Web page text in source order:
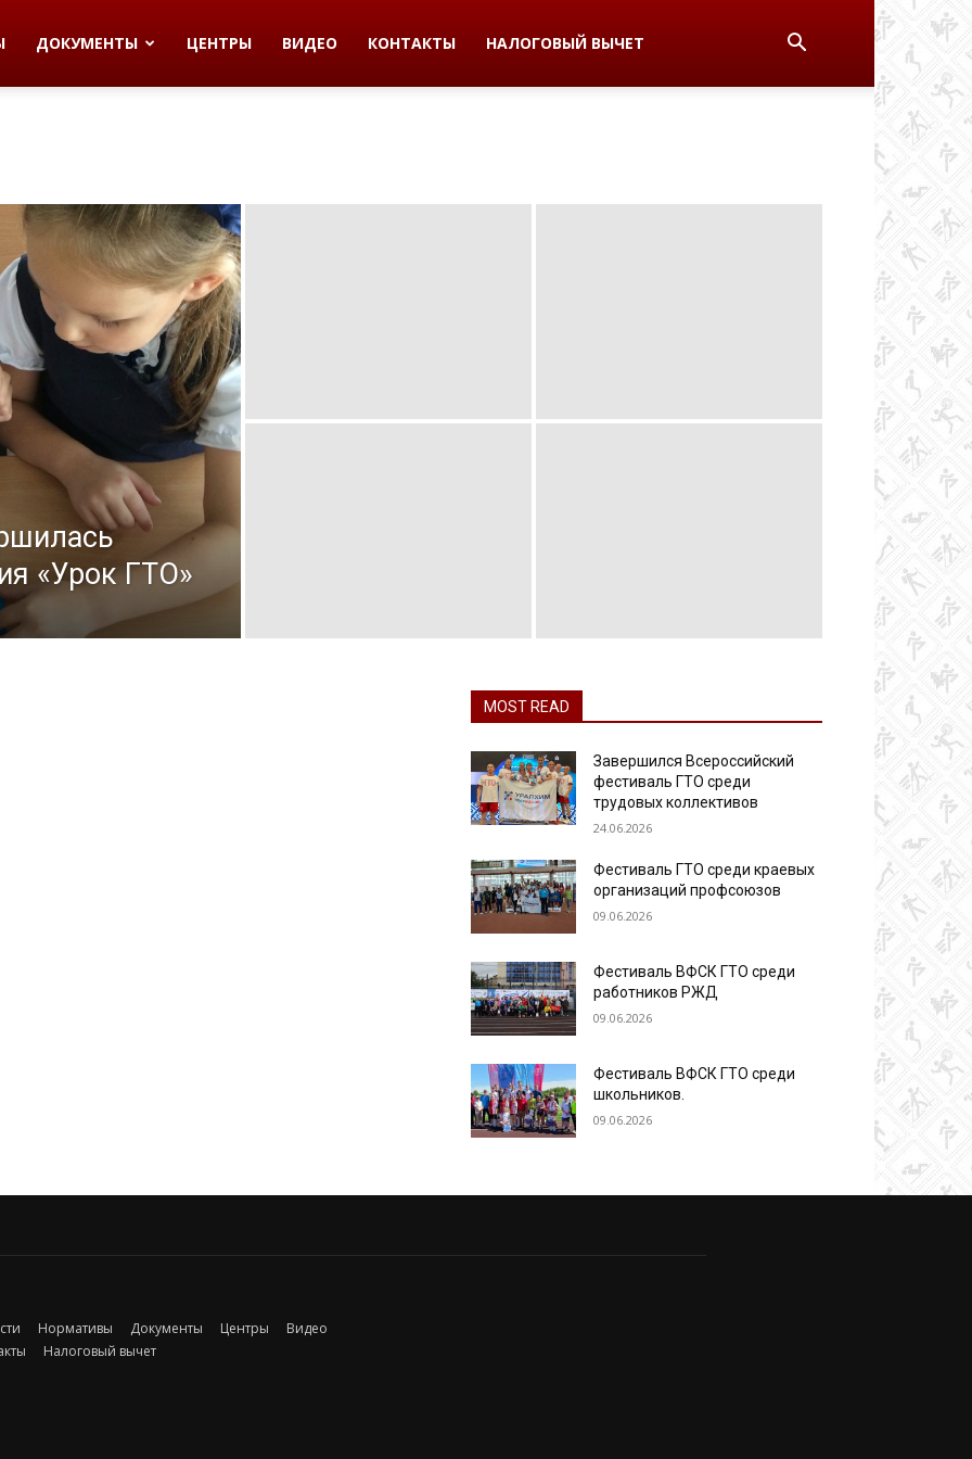
ДОКУМЕНТЫ ЦЕНТРЫ ВИДЕО КОНТАКТЫ НАЛОГОВЫЙ ВЫЧЕТ
«Урок ГТО»
MOST READ
Завершился Всероссийский
фестиваль ГТО среди
трудовых коллективов
24.06.2026
Фестиваль ГТО среди краевых
организаций профсоюзов
09.06.2026
Фестиваль ВФСК ГТО среди
работников РЖД
09.06.2026
Фестиваль ВФСК ГТО среди
школьников.
09.06.2026
Нормативы Документы Центры
Видео
Налоговый вычет